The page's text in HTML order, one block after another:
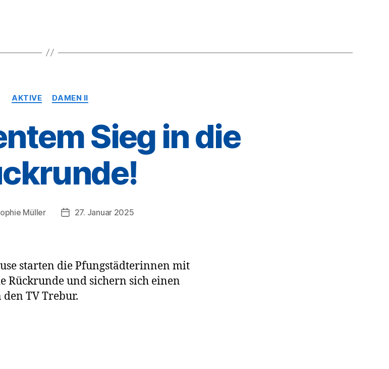
Kategorien
AKTIVE DAMEN II
Sieg in die
Müller Veröffentlichungsdatum
27. Januar 2025
starten die Pfungstädterinnen mit
Rückrunde und sichern sich einen
den TV Trebur.